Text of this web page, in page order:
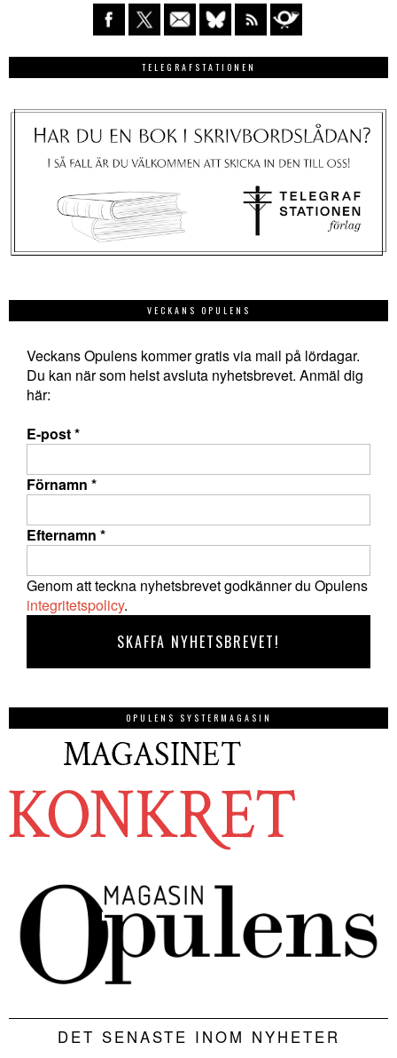
TELEGRAFSTATIONEN
VECKANS OPULENS
Veckans Opulens kommer gratis via mail på lördagar.
Du kan när som helst avsluta nyhetsbrevet. Anmäl dig
här:
E-post*
Förnamn *
Efternamn *
Genom att teckna nyhetsbrevet godkänner du Opulens
integritetspolicy.
OPULENS SYSTERMAGASIN
DET SENASTE INOM NYHETER